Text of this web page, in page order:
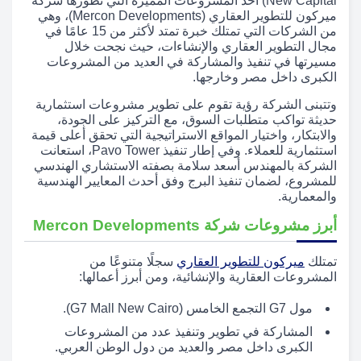
ميركون للتطوير العقاري (Mercon Developments)، وهي
من الشركات التي تمتلك خبرة تمتد لأكثر من 15 عامًا في
مجال التطوير العقاري والإنشاءات، حيث نجحت خلال
مسيرتها في تنفيذ والمشاركة في العديد من المشروعات
الكبرى داخل مصر وخارجها.
وتتبنى الشركة رؤية تقوم على تطوير مشروعات استثمارية
حديثة تواكب متطلبات السوق، مع التركيز على الجودة،
والابتكار، واختيار المواقع الاستراتيجية التي تحقق أعلى قيمة
استثمارية للعملاء. وفي إطار تنفيذ Pavo Tower، استعانت
الشركة بالمهندس أسعد سلامة بصفته الاستشاري الهندسي
للمشروع، لضمان تنفيذ البرج وفق أحدث المعايير الهندسية
والمعمارية.
أبرز مشروعات شركة Mercon Developments
تمتلك ميركون للتطوير العقاري سجلًا متنوعًا من
المشروعات العقارية والإنشائية، ومن أبرز أعمالها:
مول G7 التجمع الخامس (G7 Mall New Cairo).
المشاركة في تطوير وتنفيذ عدد من المشروعات
الكبرى داخل مصر والعديد من دول الوطن العربي.